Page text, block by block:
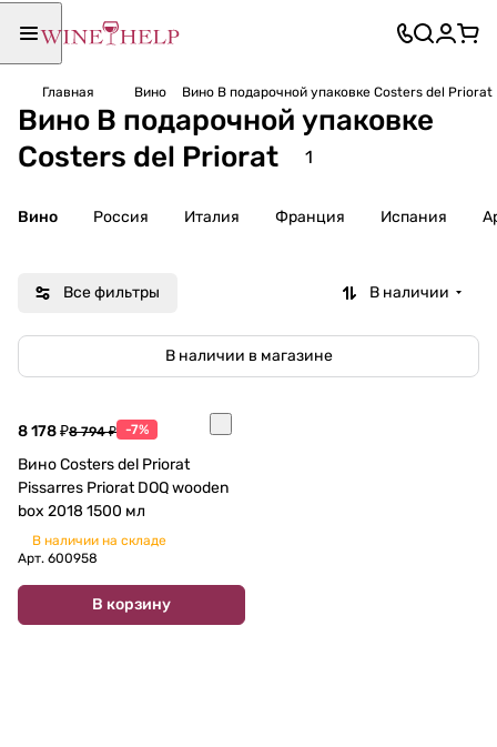
Главная Вино Вино В подарочной упаковке Costers del Priorat
Вино В подарочной упаковке
Costers del Priorat
1
Вино Россия Италия Франция Испания
Все фильтры В наличии
В наличии в магазине
8 178 ₽8 794 ₽ -7%
Вино Costers del Priorat
Pissarres Priorat DOQ wooden
box 2018 1500 мл
В наличии на складе
Арт. 600958
В корзину